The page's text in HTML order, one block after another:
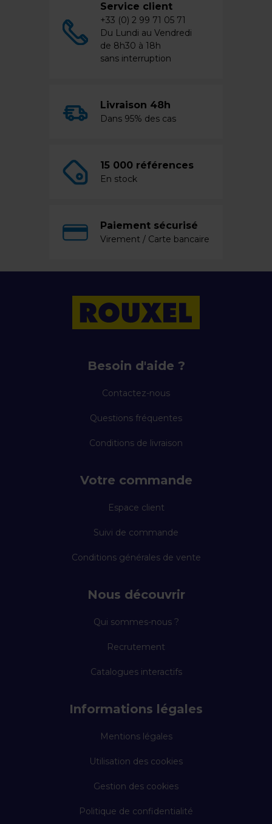
Service client
+33 (0) 2 99 71 05 71
Du Lundi au Vendredi
de 8h30 à 18h
sans interruption
Livraison 48h
Dans 95% des cas
15 000 références
En stock
Paiement sécurisé
Virement / Carte bancaire
Besoin d'aide ?
Contactez-nous
Questions fréquentes
Conditions de livraison
Votre commande
Espace client
Suivi de commande
Conditions générales de vente
Nous découvrir
Qui sommes-nous ?
Recrutement
Catalogues interactifs
Informations légales
Mentions légales
Utilisation des cookies
Gestion des cookies
Politique de confidentialité